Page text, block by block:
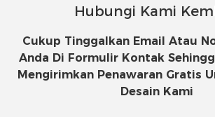
Hubungi Kami
Cukup Tinggalkan Email Atau
Anda Di Formulir Kontak
Mengirimkan Penawaran Gratis
Desain Kami